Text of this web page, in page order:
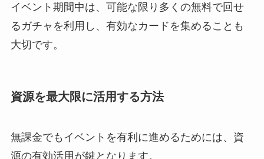
イベント期間中は、可能な限り多くの無料で回せ
るガチャを利用し、有効なカードを集めることも
大切です。
資源を最大限に活用する方法
無課金でもイベントを有利に進めるためには、資
源の有効活用が鍵となります。